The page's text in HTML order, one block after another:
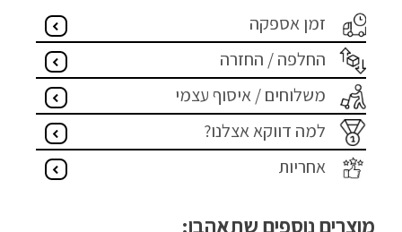
הצהרת נגישות
מדיניות פרטיות
התחבר / הרשם
זמן אספקה
החלפה / החזרה
משלוחים / איסוף עצמי
למה דווקא אצלנו?
אחריות
מוצרים נוספים שתאהבו: